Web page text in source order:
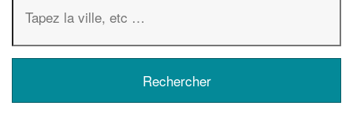
Augmentez votrechiffre
vos
tout en gagnant de
nouveaux clients